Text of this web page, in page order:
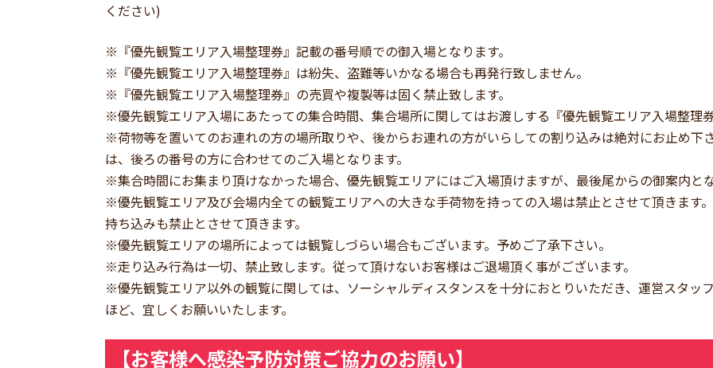
ください)
※『優先観覧エリア入場整理券』記載の番号順での御入場となります。
※『優先観覧エリア入場整理券』は紛失、盗難等いかなる場合も再発行致しません。
※『優先観覧エリア入場整理券』の売買や複製等は固く禁止致します。
※優先観覧エリア入場にあたっての集合時間、集合場所に関してはお渡しする『優先観覧エリア入場整理
※荷物等を置いてのお連れの方の場所取りや、後からお連れの方がいらしての割り込みは絶対にお止め下
は、後ろの番号の方に合わせてのご入場となります。
※集合時間にお集まり頂けなかった場合、優先観覧エリアにはご入場頂けますが、最後尾からの御案内と
※優先観覧エリア及び会場内全ての観覧エリアへの大きな手荷物を持っての入場は禁止とさせて頂きます
持ち込みも禁止とさせて頂きます。
※優先観覧エリアの場所によっては観覧しづらい場合もございます。予めご了承下さい。
※走り込み行為は一切、禁止致します。従って頂けないお客様はご退場頂く事がございます。
※優先観覧エリア以外の観覧に関しては、ソーシャルディスタンスを十分におとりいただき、運営スタッ
ほど、宜しくお願いいたします。
【お客様へ感染予防対策ご協力のお願い】